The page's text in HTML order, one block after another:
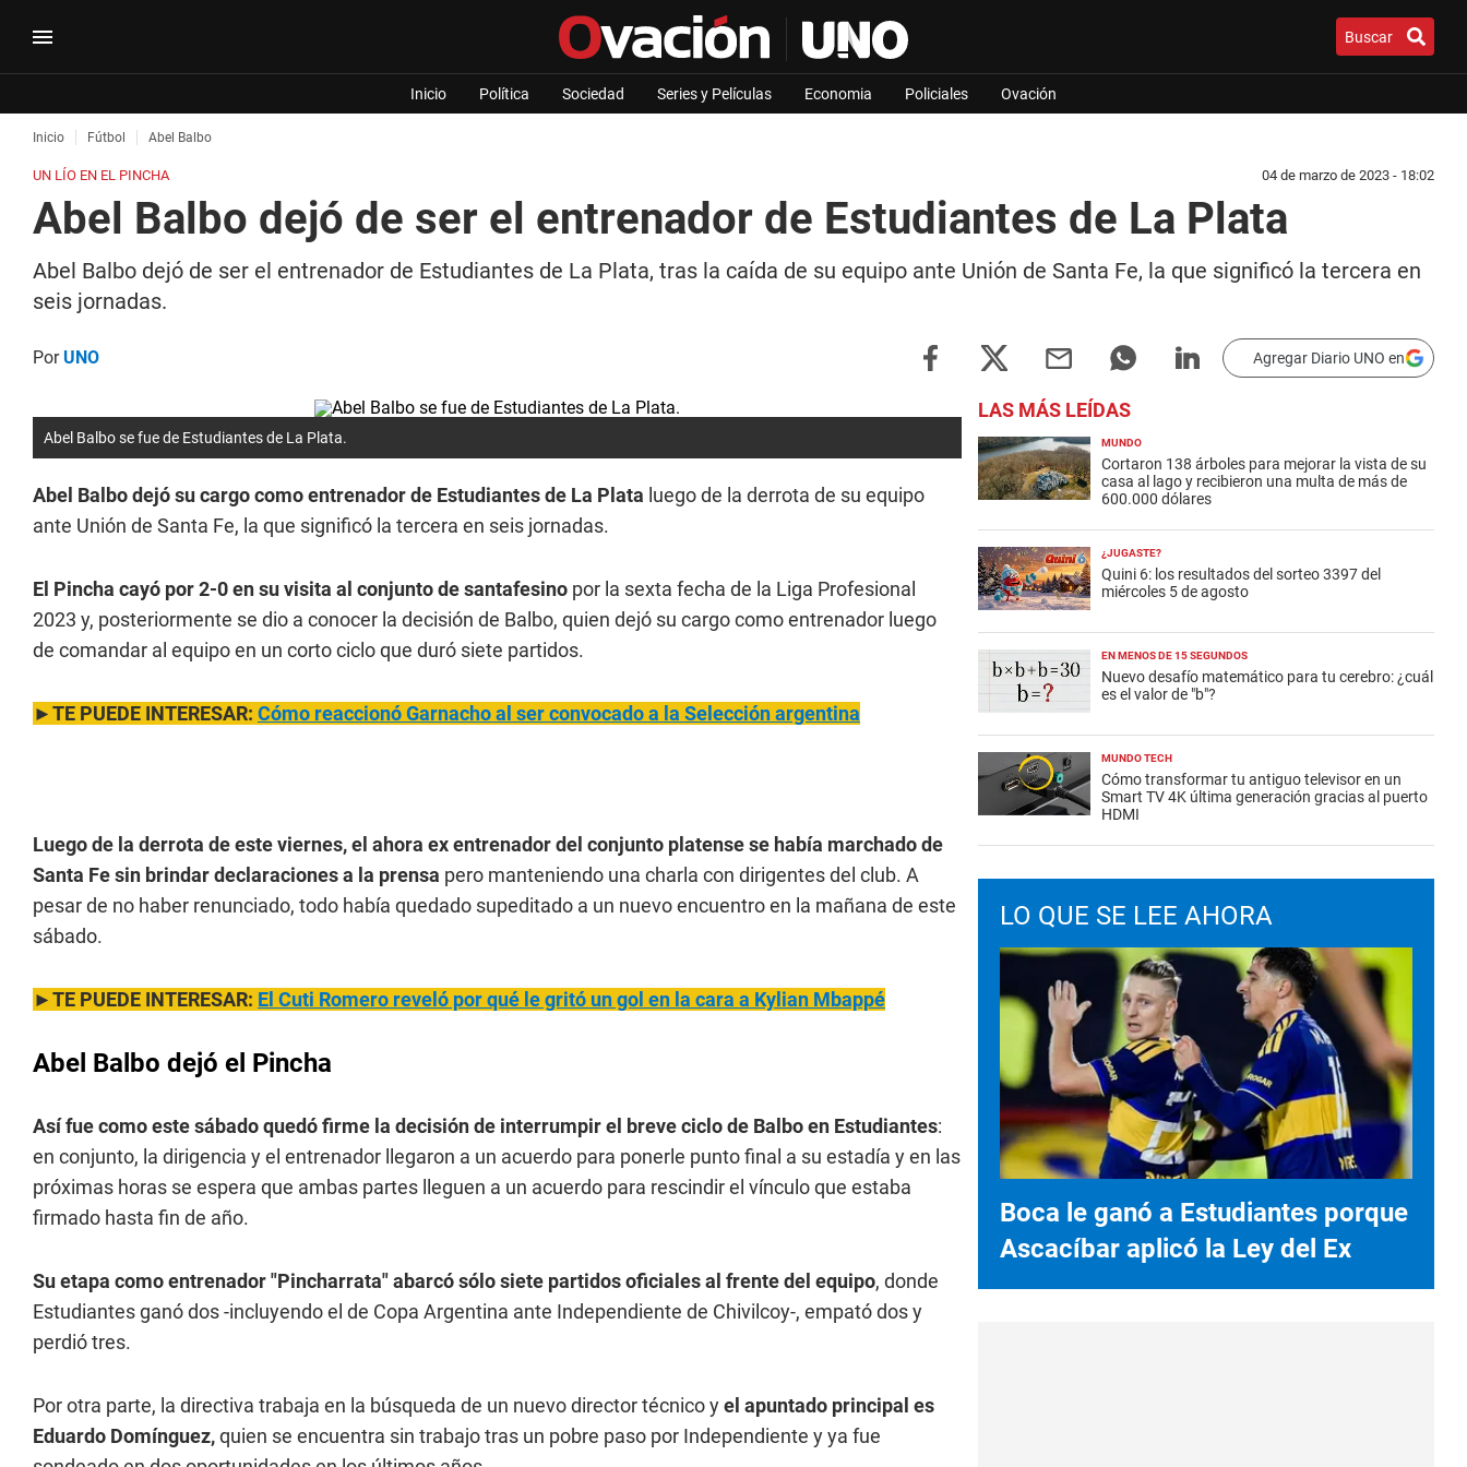
Buscar
Inicio Política Sociedad Series y Películas Economia Policiales Ovación
Inicio Fútbol Abel Balbo
UN LÍO EN EL PINCHA 04 de marzo de 2023 - 18:02
Abel Balbo dejó de ser el entrenador de Estudiantes de La Plata
Abel Balbo dejó de ser el entrenador de Estudiantes de La Plata, tras la caída de su equipo ante Unión de Santa Fe, la que significó la tercera en
seis jornadas.
PorUNO Agregar Diario UNO en
Abel Balbo se fue de Estudiantes de La Plata.
Abel Balbo dejó su cargo como entrenador de Estudiantes de La Plata luego de la derrota de su equipo
ante Unión de Santa Fe, la que significó la tercera en seis jornadas.
El Pincha cayó por 2-0 en su visita al conjunto de santafesino por la sexta fecha de la Liga Profesional
2023 y, posteriormente se dio a conocer la decisión de Balbo, quien dejó su cargo como entrenador luego
de comandar al equipo en un corto ciclo que duró siete partidos.
►TE PUEDE INTERESAR: Cómo reaccionó Garnacho al ser convocado a la Selección argentina
Luego de la derrota de este viernes, el ahora ex entrenador del conjunto platense se había marchado de
Santa Fe sin brindar declaraciones a la prensa pero manteniendo una charla con dirigentes del club. A
pesar de no haber renunciado, todo había quedado supeditado a un nuevo encuentro en la mañana de este
sábado.
►TE PUEDE INTERESAR: El Cuti Romero reveló por qué le gritó un gol en la cara a Kylian Mbappé
Abel Balbo dejó el Pincha
Así fue como este sábado quedó firme la decisión de interrumpir el breve ciclo de Balbo en Estudiantes:
en conjunto, la dirigencia y el entrenador llegaron a un acuerdo para ponerle punto final a su estadía y en las
próximas horas se espera que ambas partes lleguen a un acuerdo para rescindir el vínculo que estaba
firmado hasta fin de año.
Su etapa como entrenador "Pincharrata" abarcó sólo siete partidos oficiales al frente del equipo, donde
Estudiantes ganó dos -incluyendo el de Copa Argentina ante Independiente de Chivilcoy-, empató dos y
perdió tres.
Por otra parte, la directiva trabaja en la búsqueda de un nuevo director técnico yel apuntado principal es
Eduardo Domínguez,quien se encuentra sin trabajo tras un pobre paso por Independiente y ya fue
LAS MÁS LEÍDAS
MUNDO
Cortaron 138 árboles para mejorar la vista de su
casa al lago y recibieron una multa de más de
600.000 dólares
¿JUGASTE?
Quini 6: los resultados del sorteo 3397 del
miércoles 5 de agosto
EN MENOS DE 15 SEGUNDOS
Nuevo desafío matemático para tu cerebro: ¿cuál
es el valor de "b"?
MUNDO TECH
Cómo transformar tu antiguo televisor en un
Smart TV 4K última generación gracias al puerto
HDMI
LO QUE SE LEE AHORA
Boca le ganó a Estudiantes porque
Ascacíbar aplicó la Ley del Ex